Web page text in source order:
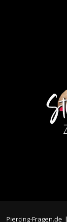
Piercing-Fragen.de |